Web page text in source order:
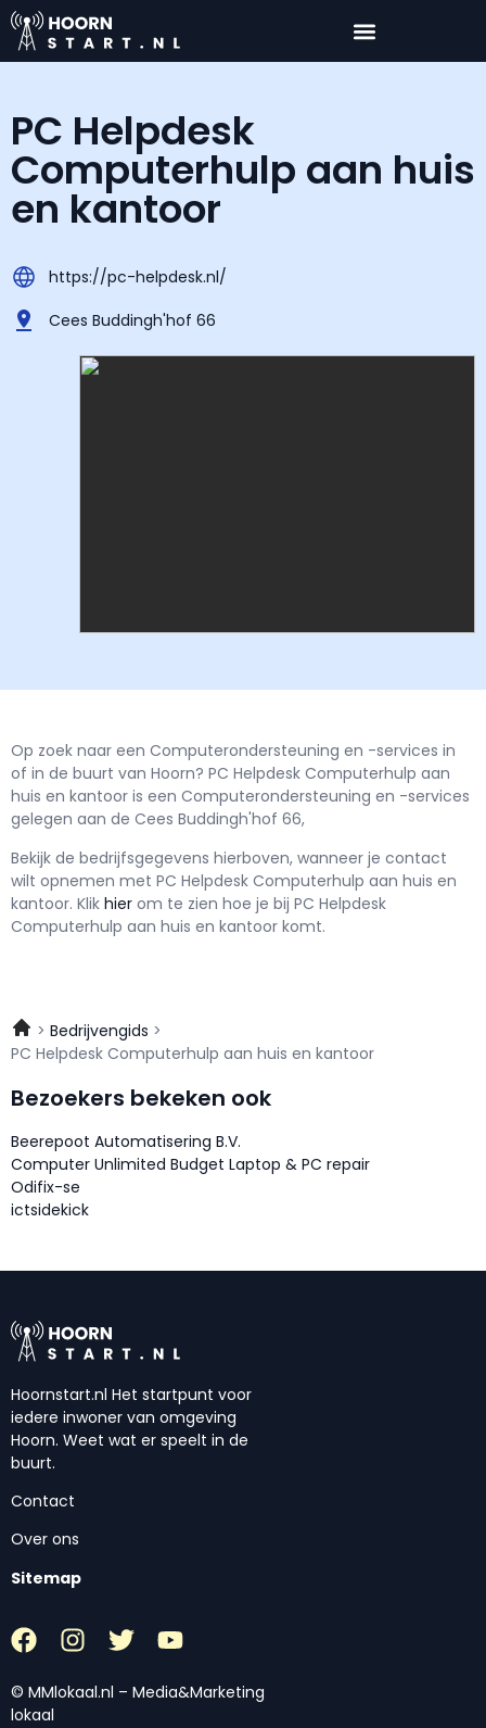
PC Helpdesk
Computerhulp aan huis
en kantoor
https://pc-helpdesk.nl/
Cees Buddingh'hof 66
Op zoek naar een Computerondersteuning en -services in
of in de buurt van Hoorn? PC Helpdesk Computerhulp aan
huis en kantoor is een Computerondersteuning en -services
gelegen aan de Cees Buddingh'hof 66,
Bekijk de bedrijfsgegevens hierboven, wanneer je contact
wilt opnemen met PC Helpdesk Computerhulp aan huis en
kantoor. Klik hier om te zien hoe je bij PC Helpdesk
Computerhulp aan huis en kantoor komt.
Bedrijvengids
PC Helpdesk Computerhulp aan huis en kantoor
Bezoekers bekeken ook
Beerepoot Automatisering B.V.
Computer Unlimited Budget Laptop & PC repair
Odifix-se
ictsidekick
Hoornstart.nl Het startpunt voor
iedere inwoner van omgeving
Hoorn. Weet wat er speelt in de
buurt.
Contact
Over ons
Sitemap
© MMlokaal.nl – Media&Marketing
lokaal